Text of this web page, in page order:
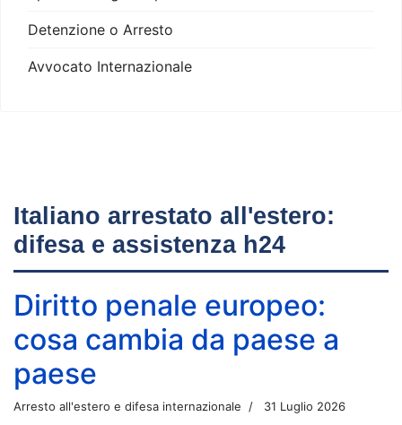
Detenzione o Arresto
Avvocato Internazionale
Italiano arrestato all'estero:
difesa e assistenza h24
Diritto penale europeo:
cosa cambia da paese a
paese
Arresto all'estero e difesa internazionale 31 Luglio 2026